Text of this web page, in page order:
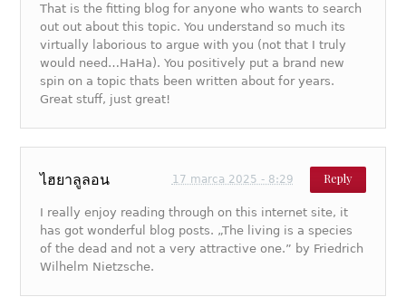
That is the fitting blog for anyone who wants to search
out out about this topic. You understand so much its
virtually laborious to argue with you (not that I truly
would need…HaHa). You positively put a brand new
spin on a topic thats been written about for years.
Great stuff, just great!
ไฮยาลูลอน Reply
17 marca 2025 - 8:29
I really enjoy reading through on this internet site, it
has got wonderful blog posts. „The living is a species
of the dead and not a very attractive one.” by Friedrich
Wilhelm Nietzsche.